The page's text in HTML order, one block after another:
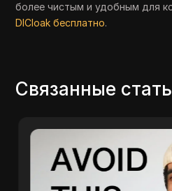
более чистым и удобным для
DICloak бесплатно.
Связанные